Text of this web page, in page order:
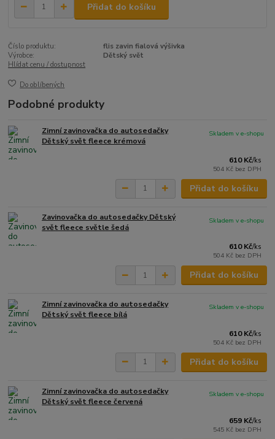
Přidat do košíku
Číslo produktu:
flis zavin fialová výšivka
Výrobce:
Dětský svět
Hlídat cenu / dostupnost
Do oblíbených
Podobné produkty
Zimní zavinovačka do autosedačky
Dětský svět fleece krémová
610 Kč/ks
504 Kč bez DPH
Skladem v e-shopu
Přidat do košíku
Zavinovačka do autosedačky Dětský
svět fleece světle šedá
610 Kč/ks
504 Kč bez DPH
Skladem v e-shopu
Přidat do košíku
Zimní zavinovačka do autosedačky
Dětský svět fleece bílá
610 Kč/ks
504 Kč bez DPH
Skladem v e-shopu
Přidat do košíku
Zimní zavinovačka do autosedačky
Dětský svět fleece červená
659 Kč/ks
545 Kč bez DPH
Skladem v e-shopu